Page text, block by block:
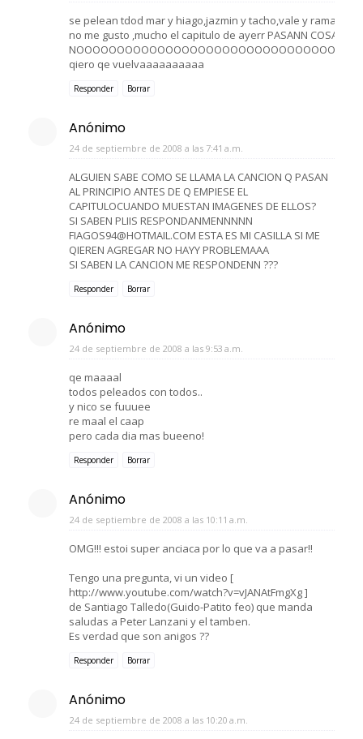
se pelean tdod mar y hiago,jazmin y tacho,vale y rama
no me gusto ,mucho el capitulo de ayerr PASANN COSAS
qiero qe vuelvaaaaaaaaaa
Responder Borrar
Anónimo
24 de septiembre de 2008 a las 7:41 a.m.
ALGUIEN SABE COMO SE LLAMA LA CANCION Q PASAN
AL PRINCIPIO ANTES DE Q EMPIESE EL
CAPITULOCUANDO MUESTAN IMAGENES DE ELLOS?
SI SABEN PLIIS RESPONDANMENNNNN
FIAGOS94@HOTMAIL.COM ESTA ES MI CASILLA SI ME
QIEREN AGREGAR NO HAYY PROBLEMAAA
SI SABEN LA CANCION ME RESPONDENN ???
Responder Borrar
Anónimo
24 de septiembre de 2008 a las 9:53 a.m.
qe maaaal
todos peleados con todos..
y nico se fuuuee
re maal el caap
pero cada dia mas bueeno!
Responder Borrar
Anónimo
24 de septiembre de 2008 a las 10:11 a.m.
OMG!!! estoi super anciaca por lo que va a pasar!!
Tengo una pregunta, vi un video [
http://www.youtube.com/watch?v=vJANAtFmgXg ]
de Santiago Talledo(Guido-Patito feo) que manda
saludas a Peter Lanzani y el tamben.
Es verdad que son anigos ??
Responder Borrar
Anónimo
24 de septiembre de 2008 a las 10:20 a.m.